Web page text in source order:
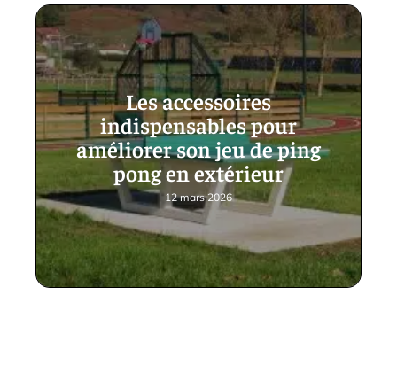
Les accessoires
indispensables pour
améliorer son jeu de ping
pong en extérieur
12 mars 2026